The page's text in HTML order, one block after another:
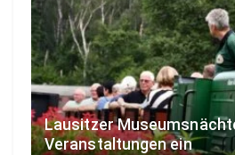
Lausitzer
Veranstaltungen ein